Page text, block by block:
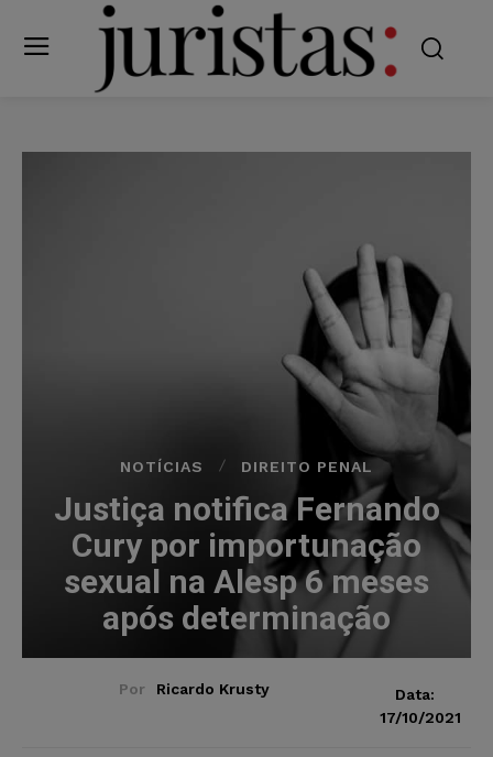
NOTÍCIAS DIREITO PENAL
Justiça notifica Fernando
Cury por importunação
sexual na Alesp 6 meses
após determinação
Por Ricardo Krusty
Data:
17/10/2021